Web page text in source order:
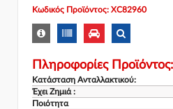
Κωδικός Προϊόντος: XC82960
Πληροφορίες Προϊόντος:
Κατάσταση Ανταλλακτικού:
Έχει Ζημιά :
Ποιότητα